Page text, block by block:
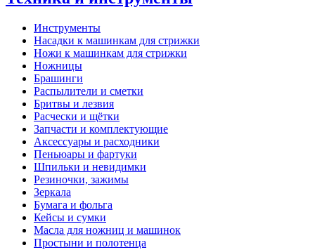
Инструменты
Насадки к машинкам для стрижки
Ножи к машинкам для стрижки
Ножницы
Брашинги
Распылители и сметки
Бритвы и лезвия
Расчески и щётки
Запчасти и комплектующие
Аксессуары и расходники
Пеньюары и фартуки
Шпильки и невидимки
Резиночки, зажимы
Зеркала
Бумага и фольга
Кейсы и сумки
Масла для ножниц и машинок
Простыни и полотенца